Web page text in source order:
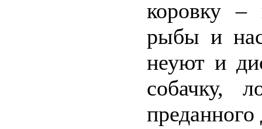
коровку –
рыбы и
неуют и
собачку,
преданного